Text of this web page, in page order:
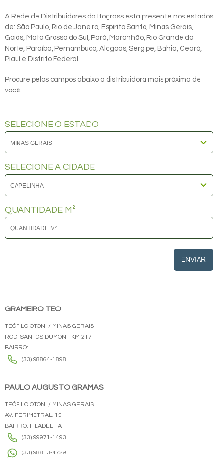
A Rede de Distribuidores da Itograss está presente nos estados
de: São Paulo, Rio de Janeiro, Espirito Santo, Minas Gerais,
Goiás, Mato Grosso do Sul, Pará, Maranhão, Rio Grande do
Norte, Paraíba, Pernambuco, Alagoas, Sergipe, Bahia, Ceará,
Piauí e Distrito Federal.
Procure pelos campos abaixo a distribuidora mais próxima de
você.
SELECIONE O ESTADO
SELECIONE A CIDADE
QUANTIDADE M²
ENVIAR
GRAMEIRO TEO
TEÓFILO OTONI / MINAS GERAIS
ROD. SANTOS DUMONT KM 217
BAIRRO:
(33) 98864-1898
PAULO AUGUSTO GRAMAS
TEÓFILO OTONI / MINAS GERAIS
AV. PERIMETRAL, 15
BAIRRO: FILADÉLFIA
(33) 99971-1493
(33) 98813-4729